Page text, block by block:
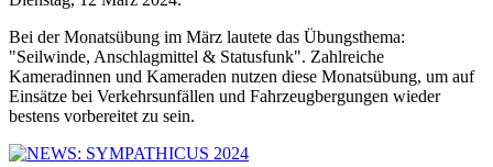
Bei der Monatsübung im März lautete das Übungsthema:
"Seilwinde, Anschlagmittel & Statusfunk". Zahlreiche
Kameradinnen und Kameraden nutzen diese Monatsübung, um auf
Einsätze bei Verkehrsunfällen und Fahrzeugbergungen wieder
bestens vorbereitet zu sein.